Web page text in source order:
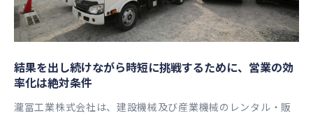
結果を出し続けながら時短に挑戦するために、営業の効
率化は絶対条件
瀧冨工業株式会社は、建設機械及び産業機械のレンタル・販